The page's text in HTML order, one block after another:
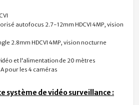
autofocus 2.7-12mm HDCVI 4MP, vision
2.8mm HDCVI 4MP, vision nocturne
et l'alimentation de 20 mètres
pour les 4 caméras
système de vidéo surveillance :